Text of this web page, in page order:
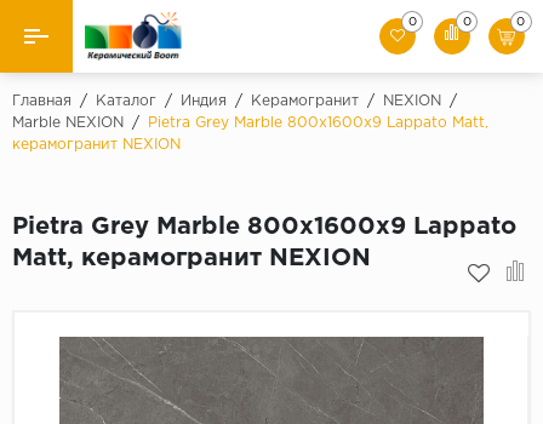
Назад
Производители
Керамогранит
Искусственный камень
0 0 0
Главная / Каталог / Индия / Керамогранит / NEXION
/
Marble NEXION
/
Pietra Grey Marble 800х1600х9 Lappato Matt,
керамогранит NEXION
Pietra Grey Marble 800х1600х9 Lappato
Matt, керамогранит NEXION